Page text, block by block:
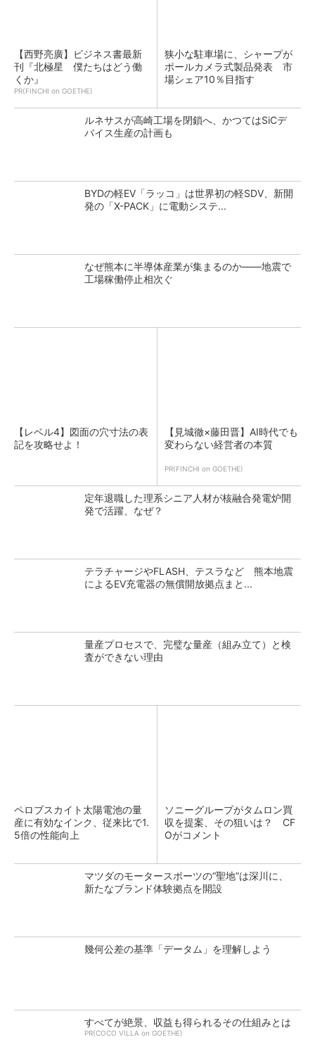
【西野亮廣】ビジネス書最新
刊『北極星 僕たちはどう働
くか』
PR(FINCHI on GOETHE)
狭小な駐車場に、シャープが
ポールカメラ式製品発表 市
場シェア10％目指す
ルネサスが高崎工場を閉鎖へ、かつてはSiCデ
バイス生産の計画も
BYDの軽EV「ラッコ」は世界初の軽SDV、新開
発の「X-PACK」に電動システ...
なぜ熊本に半導体産業が集まるのか――地震で
工場稼働停止相次ぐ
【レベル4】図面の穴寸法の表
記を攻略せよ！
【見城徹×藤田晋】AI時代でも
変わらない経営者の本質
PR(FINCHI on GOETHE)
定年退職した理系シニア人材が核融合発電炉開
発で活躍、なぜ？
テラチャージやFLASH、テスラなど 熊本地震
によるEV充電器の無償開放拠点まと...
量産プロセスで、完璧な量産（組み立て）と検
査ができない理由
ペロブスカイト太陽電池の量
産に有効なインク、従来比で1.
5倍の性能向上
ソニーグループがタムロン買
収を提案、その狙いは？ CF
Oがコメント
マツダのモータースポーツの“聖地”は深川に、
新たなブランド体験拠点を開設
幾何公差の基準「データム」を理解しよう
すべてが絶景、収益も得られるその仕組みとは
PR(COCO VILLA on GOETHE)